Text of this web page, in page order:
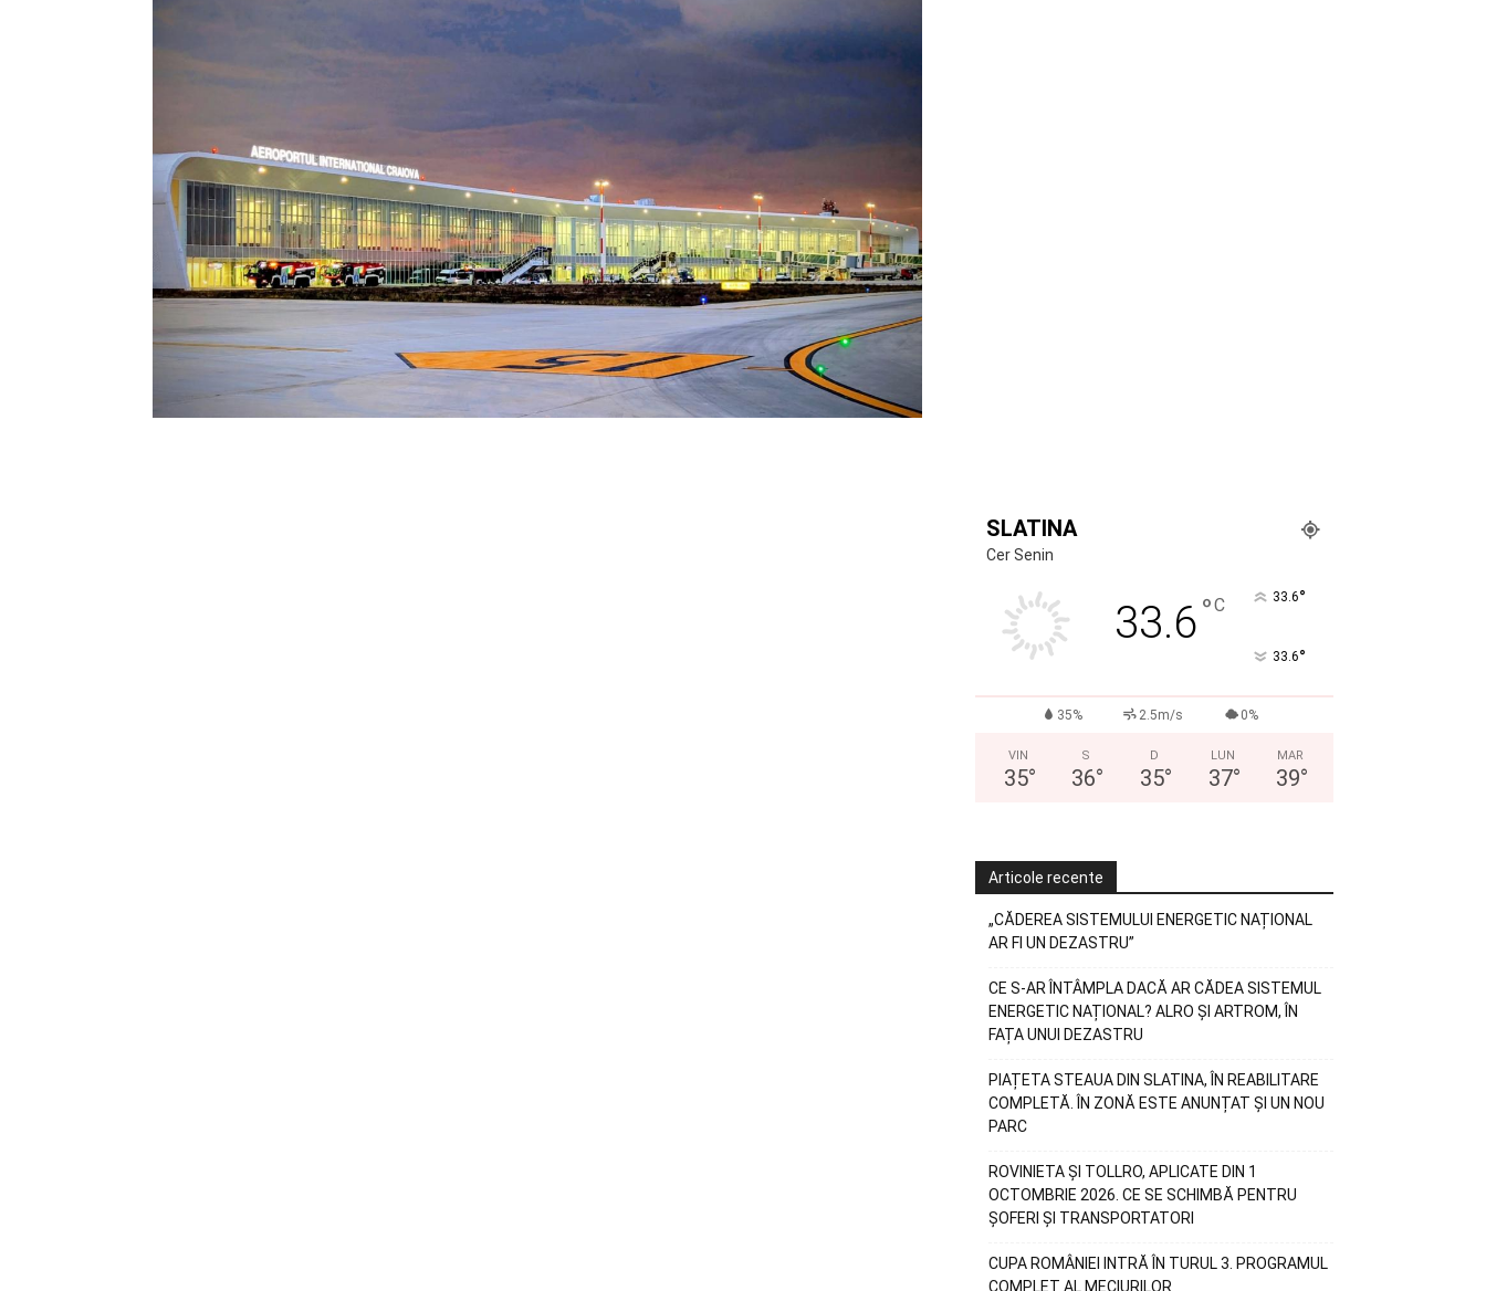
SLATINA
Cer Senin
33.6°C 33.6°
33.6°
35% 2.5m/s 0%
VIN
35°
S
36°
D
35°
LUN
37°
MAR
39°
Articole recente
„CĂDEREA SISTEMULUI ENERGETIC NAȚIONAL
AR FI UN DEZASTRU”
CE S-AR ÎNTÂMPLA DACĂ AR CĂDEA SISTEMUL
ENERGETIC NAȚIONAL? ALRO ȘI ARTROM, ÎN
FAȚA UNUI DEZASTRU
PIAȚETA STEAUA DIN SLATINA, ÎN REABILITARE
COMPLETĂ. ÎN ZONĂ ESTE ANUNȚAT ȘI UN NOU
PARC
ROVINIETA ȘI TOLLRO, APLICATE DIN 1
OCTOMBRIE 2026. CE SE SCHIMBĂ PENTRU
ȘOFERI ȘI TRANSPORTATORI
CUPA ROMÂNIEI INTRĂ ÎN TURUL 3. PROGRAMUL
COMPLET AL MECIURILOR